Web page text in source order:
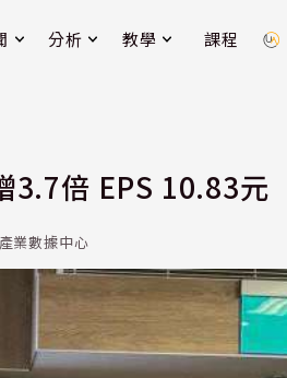
分析 教學 課程
3.7倍 EPS 10.83元
業數據中心